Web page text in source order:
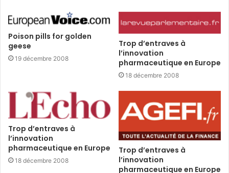
Poison pills for golden
geese
19 décembre 2008
Trop d’entraves à
l’innovation
pharmaceutique en Europe
18 décembre 2008
Trop d’entraves à
l’innovation
pharmaceutique en Europe
18 décembre 2008
Trop d’entraves à
l’innovation
pharmaceutique en Europe